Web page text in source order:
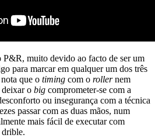
muito devido ao facto de ser um
para marcar em qualquer um dos três
que o timing com o rollernem
deixar o big comprometer-se com a
ou insegurança com a técnica
passar com as duas mãos, num
mais fácil de executar com
drible.